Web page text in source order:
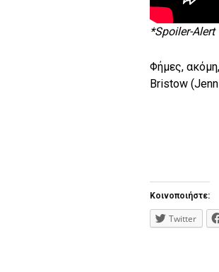
*Spoiler-Alert
Φήμες,
Bristow
Κοινοποιήστε:
Twitter